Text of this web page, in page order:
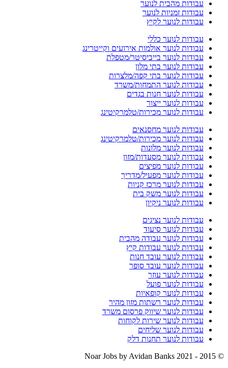
עבודות מהבית לנוער
עבודות זמניות לנוער
עבודות לנוער לקיץ
עבודות לנוער כללי
עבודות לנוער אולמות אירועים וקייטרינג
עבודות לנוער בייביסיטר/מטפלת
עבודות לנוער בתי מלון
עבודות לנוער בתי קפה/מלצרות
עבודות לנוער התמחות/משרד
עבודות לנוער חנות בגדים
עבודות לנוער ייצור
עבודות לנוער מכירות/טלמרקיטינג
עבודות לנוער מחסנאים
עבודות לנוער מכירות/טלמרקיטינג
עבודות לנוער מלונות
עבודות לנוער מסעדות/מזון
עבודות לנוער מפיצים
עבודות לנוער מפעיל/מדריך
עבודות לנוער מרכז קניות
עבודות לנוער משק בית
עבודות לנוער ניקיון
עבודות לנוער נציגים
עבודות לנוער סיעוד
עבודות לנוער עבודה מהבית
עבודות לנוער עבודות קיץ
עבודות לנוער עובד חנות
עבודות לנוער עובד סופר
עבודות לנוער עוזר
עבודות לנוער פועל
עבודות לנוער קופאיות
עבודות לנוער רשתות מזון מהיר
עבודות לנוער שיווק פרסום משרד
עבודות לנוער שירות לקוחות
עבודות לנוער שליחים
עבודות לנוער תחנות דלק
© 2015 - 2021 Noar Jobs
by Avidan Banks